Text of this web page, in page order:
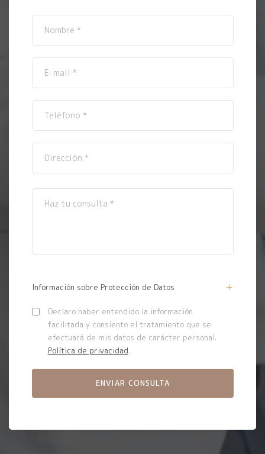
Información sobre Protección de Datos
Declaro haber entendido la información
facilitada y consiento el tratamiento que se
efectuará de mis datos de carácter personal.
Política de privacidad.